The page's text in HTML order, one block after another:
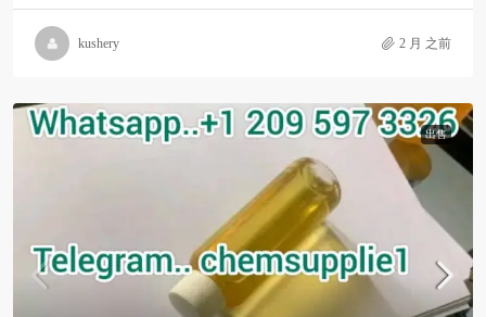
kushery 2 月 之前
出售